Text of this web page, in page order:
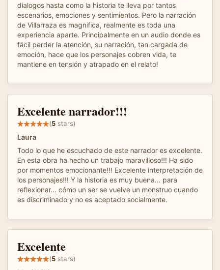
dialogos hasta como la historia te lleva por tantos
escenarios, emociones y sentimientos. Pero la narración
de Villarraza es magnifica, realmente es toda una
experiencia aparte. Principalmente en un audio donde es
fácil perder la atención, su narración, tan cargada de
emoción, hace que los personajes cobren vida, te
mantiene en tensión y atrapado en el relato!
Excelente narrador!!!
(5 stars)
Laura
Todo lo que he escuchado de este narrador es excelente.
En esta obra ha hecho un trabajo maravilloso!!! Ha sido
por momentos emocionante!!! Excelente interpretación de
los personajes!!! Y la historia es muy buena... para
reflexionar... cómo un ser se vuelve un monstruo cuando
es discriminado y no es aceptado socialmente.
Excelente
(5 stars)